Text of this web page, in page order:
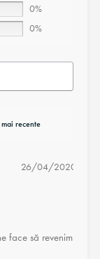
0%
0%
26/04/2020
face să revenim